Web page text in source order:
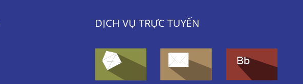
DỊCH VỤ TRỰC TUYẾN